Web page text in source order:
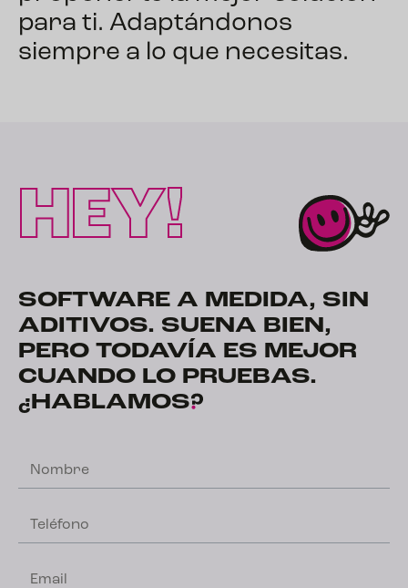
para ti. Adaptándonos
siempre a lo que necesitas.
HEY!
SOFTWARE A MEDIDA, SIN
ADITIVOS. SUENA BIEN,
PERO TODAVÍA ES MEJOR
CUANDO LO PRUEBAS.
¿HABLAMOS?
Nombre
Teléfono
Email